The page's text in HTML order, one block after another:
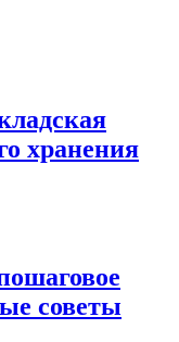
хранения
советы